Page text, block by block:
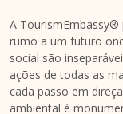
A
rumo a um futuro
social são
ações de todas as
cada passo em
ambiental é